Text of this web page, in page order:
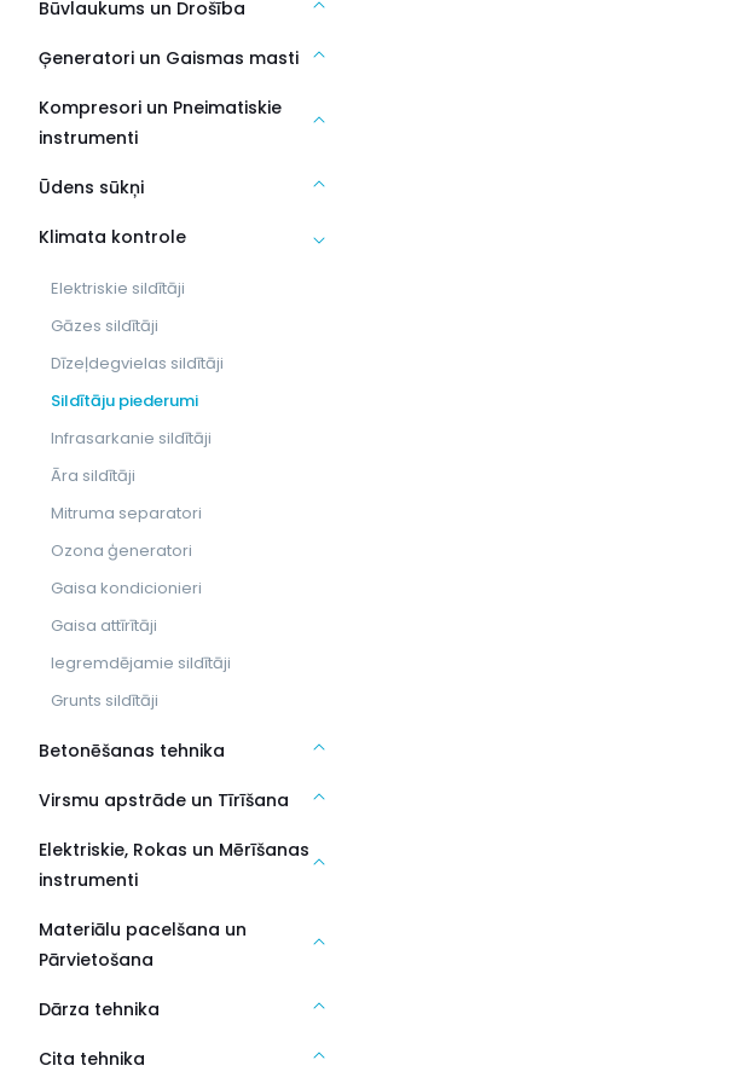
Būvlaukums un Drošība
Ģeneratori un Gaismas masti
Kompresori un Pneimatiskie
instrumenti
Ūdens sūkņi
Klimata kontrole
Elektriskie sildītāji
Gāzes sildītāji
Dīzeļdegvielas sildītāji
Sildītāju piederumi
Infrasarkanie sildītāji
Āra sildītāji
Mitruma separatori
Ozona ģeneratori
Gaisa kondicionieri
Gaisa attīrītāji
Iegremdējamie sildītāji
Grunts sildītāji
Betonēšanas tehnika
Virsmu apstrāde un Tīrīšana
Elektriskie, Rokas un Mērīšanas
instrumenti
Materiālu pacelšana un
Pārvietošana
Dārza tehnika
Cita tehnika